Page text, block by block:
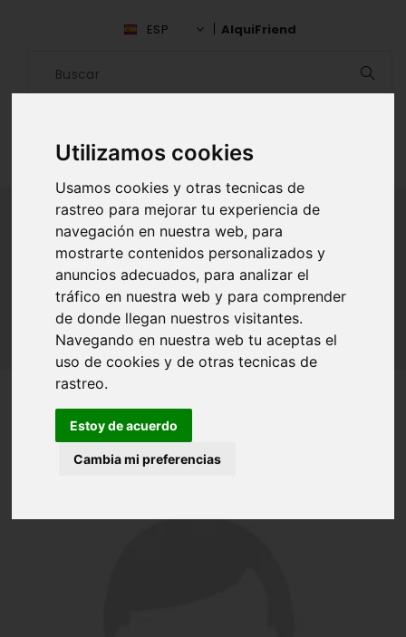
Utilizamos cookies
Usamos cookies y otras tecnicas de
rastreo para mejorar tu experiencia de
navegación en nuestra web, para
mostrarte contenidos personalizados y
anuncios adecuados, para analizar el
tráfico en nuestra web y para comprender
de donde llegan nuestros visitantes.
Navegando en nuestra web tu aceptas el
uso de cookies y de otras tecnicas de
rastreo.
Estoy de acuerdo
Cambia mi preferencias
ESP AlquiFriend
ALQUILAR AMIGO
Inicio Amigos Valparaíso Tei Kita